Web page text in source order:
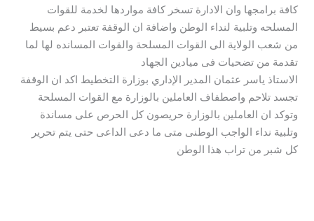
كافة برامجها وان الادارة تسخر كافة مواردها لخدمة للقوات
المسلحه وتلبية لنداء الوطن واضافة ان الوقفة تعتبر دعم بسيط
من شعب الولاية الى القوات المسلحة والقوات المسانده لها لما
تقدمة من تضحيات فى ميادين الجهاد
الاستاذ ياسر عثمان المدير الإداري بوزارة التخطيط اكد ان الوقفة
تجسد تلاحم واصطفاف العاملين بالوزارة مع القوات المسلحة
وتوكد ان العاملين بالوزارة حريصون كل الحرص على مساندة
وتلبية نداء الواجب الوطنى متى ما دعى الداعى حتى يتم تحرير
كل شبر من تراب هذا الوطن